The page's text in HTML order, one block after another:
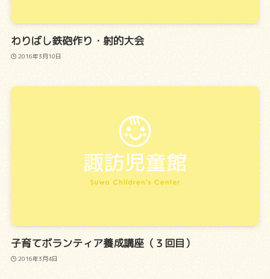
わりばし鉄砲作り・射的大会
2016年3月10日
子育てボランティア養成講座（３回目）
2016年3月4日